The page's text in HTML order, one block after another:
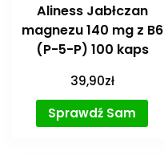
Aliness Jabłczan
magnezu 140 mg z B6
(P-5-P) 100 kaps
39,90zł
Sprawdź Sam